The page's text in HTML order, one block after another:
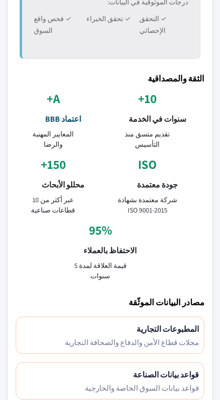
درجات الموثوقية في البيانات:
✓ التحقق
الإحصائي
✓ تحقق الخبراء
✓ فحص واقع
السوق
الثقة والمصداقية
10+
سنوات في الخدمة
تقديم متسق منذ
التأسيس
A+
اعتماد BBB
المعايير المهنية
والرضا
ISO
جودة معتمدة
شركة معتمدة بشهادة
ISO 9001-2015
150+
محللو الأبحاث
عبر أكثر من 10
قطاعات صناعية
95%
الاحتفاظ بالعملاء
قيمة العلاقة لمدة 5
سنوات
مصادر البيانات الموثّقة
المطبوعات التجارية
مجلات قطاع الأمن والدفاع والصحافة التجارية
قواعد بيانات الصناعة
قواعد بيانات السوق الخاصة والخارجية